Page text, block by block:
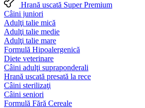
Hrană uscată Super Premium
Câini juniori
Adulţi talie mică
Adulţi talie medie
Adulţi talie mare
Formulă Hipoalergenică
Diete veterinare
Câini adulţi supraponderali
Hrană uscată presată la rece
Câini sterilizaţi
Câini seniori
Formulă Fără Cereale